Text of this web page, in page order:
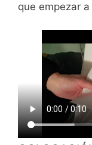
que empezar